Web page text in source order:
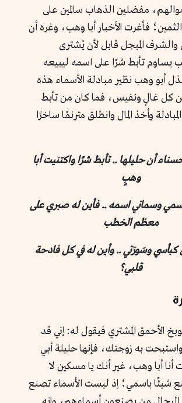
مفضلين الذهاب سالمين على
فأغرت الأخبار أبا وهب، وغره أن
والشرف المبجل قابل لأن يُشترى
يساوم تأبط شرًا على اسمه ليبيعه
أبو وهب نظير مبادلة الأسماء هذه
من كل غالٍ ونفيس، فما كان من تأبط
وأخذ المال وانطلق مترنمًا ساخرًا
أن حليلها .. تأبط شرًا واكتنيت أبا
وهبٍ
وسماني اسمه .. فأين له صبري على
معظم الخطب
كبأسي وسَورَتي .. وأين له في كل فادحة
قلبي؟
الأحمق المشتري فيقول له: إني قد
به زوجتك، فإنها حليلة أبي
أبا وهب، غير أنك يا مسكين لا
شيئًا باسمي؛ إذ ليست الأسماء تصنع